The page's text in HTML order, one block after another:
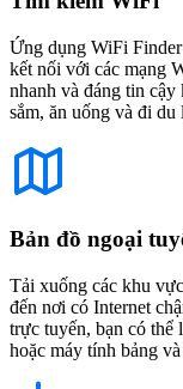
Ứng dụng WiFi
kết nối với các mạng
nhanh và đáng tin
sắm, ăn uống và đi du
Bản đồ ngoại
Tải xuống các khu
đến nơi có Internet
trực tuyến, bạn có
hoặc máy tính bảng